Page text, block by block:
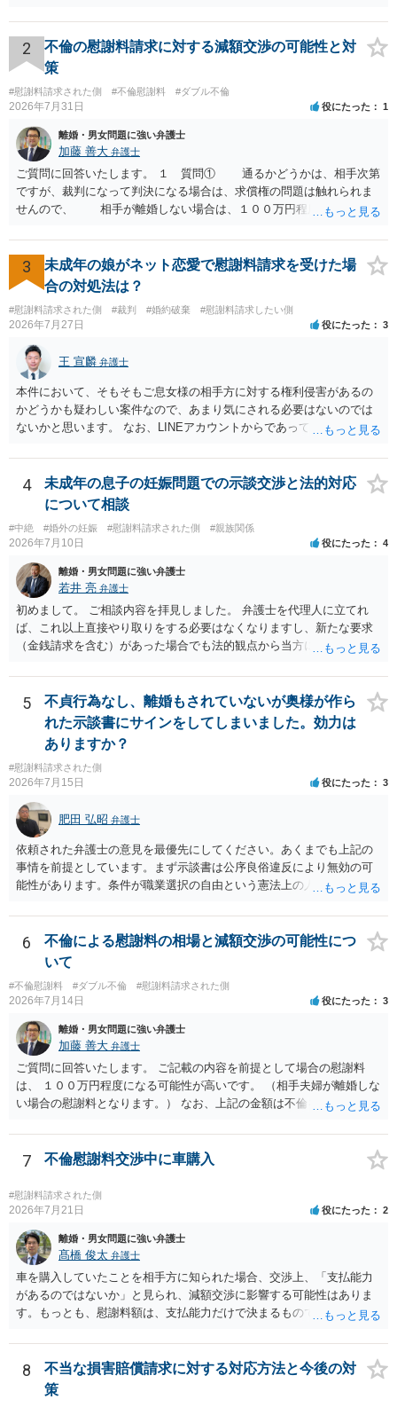
れたもので、こちらに落ち度はない」と考えるかもしれませんので、
淡々とやるしかないと思います。 一般的に、内容につき双方合意でき
れば、支払期日を明日にするか１週間後にするか程度で揉めることは
ないと思います。
される可能性はあるのか ⇒LINEを含む１００万円の貸付に至るまでの
やり取り等の経緯、誓約書の内容等を踏まえて、関係を清算するため
の 金銭であったと評価される可能性はあると考えます。 ② 「今後一
どの程度証拠価値があるのか ⇒前後のやり取りや誓約書の具体的内容
を見ない限り、具体的な判断はできませんが、一定の証拠価値はある
と考えます。 ③ 借用書があっても、後から100万円を貸付扱いに変更
することは認められるのか。 ⇒おそらく１００万円は不当利得（受け
取る正当な権利がないのに利益を取得した）として返還請求されてい
るものかと推察しますので、 貸金返還ではないかと存じます。 ④ 私
は現在、収入も不安定で貯金もなくリボ払い借金が既に約100万あり。
今年に再婚したが主人はお金に厳しい為、一括で220万円を支払う事は
困難 仮に裁判で敗訴した場合でも、分割払いになる可能性はあります
か。 ⇒判決となり敗訴してしまった場合は、強制執行により不動産等
の財産を差し押さえられ、そこから債権回収が図られることになりま
すが、 和解であれば柔軟な解決が可能ですので、その場合は分割払
いにより支払うことも十分可能です。 ⑤ このような事情であれば、私
は120万円のみ和解交渉を続けるべきでしょうか。 ⇒ご相談者様の認
識を前提にすれば、１００万円も含めて返済する必要はないと考えら
れるため、 120万円のみについて交渉を続けることがベターかと存じ
ます。
2
不倫の慰謝料請求に対する減額交渉の可能性と対
策
#慰謝料請求された側 #不倫慰謝料 #ダブル不倫
2026年7月31日 役にたった 1
離婚・男女問題に強い弁護士
加藤 善大 弁護士
ご質問に回答いたします。 １ 質問① 通るかどうかは、相手次第
ですが、裁判になって判決になる場合は、求償権の問題は触れられま
せんので、 相手が離婚しない場合は、１００万円程度となる可能
するデメリットはありますから（経済的、時間的、精神的負担等）、
反対にご自身が、裁判も辞さずという姿勢を示すことで、プラス
に働く可能性は有り得ます。 交渉で解決する多くの場合は、相手
が弁護士に依頼しているケースで、５０万円以下で合意できる場合は
稀であると思います。 通常は、６０万円から８０万円程度になる
ことが多いというのが私の印象です。 ２ 質問② ご記載の内容が
減額を進めるうえでの交渉材料かと思います。 なお、ご自身が離
婚しないことは、交渉材料にはならないかと思いますので、ご注意く
ださい。 また、相手夫婦の婚姻関係が既に破綻していたことや、
相手女性が結婚しているとは知らなかったと主張することもあります
が、 ケースバイケースですので、ご自身の場合にそれらの主張が
できるかはよくお考え下さい。 ３ 質問③ 違約金を５０万円とす
る旨の交渉をすることが妥当かどうかという基準はありません。
公序良俗に反するような金額では、その条項自体が無効になり得ます
が、 ２００万円でも、５０万円でも、公序良俗に反するほど高額
とはいえないと考えますので、 結局は、妥当かどうかというより
も、ご自身が納得できるかどうかという基準でお考えいただくといい
と思います。 そのうえで、合意できるかは、相手も納得できるか
否かにかかってはきますが。 ４ 質問④ ご記載の内容からは判断
できないのですが、 清算条項を記載しないで合意することはリス
クがありますので、むしろ、原則としては、清算条項を記載するべき
であるとお考えいただくといいです。 ご質問に対する回答は以上で
すが、可能であれば、ご依頼になるかは別として、お近くの弁護士に
直接相談されて、 今後の対応についてアドバイス等を求めることを
3
未成年の娘がネット恋愛で慰謝料請求を受けた場
合の対処法は？
#慰謝料請求された側 #裁判 #婚約破棄 #慰謝料請求したい側
2026年7月27日 役にたった 3
王 宣麟 弁護士
本件において、そもそもご息女様の相手方に対する権利侵害があるの
かどうかも疑わしい案件なので、あまり気にされる必要はないのでは
ないかと思います。 なお、LINEアカウントからであっても、そこに紐
るパターンはありえるものの、本件のような精神的損害が発生したと
明確にいえないような案件において開示がなされる可能性も低いので
はないかと推察します。
4
未成年の息子の妊娠問題での示談交渉と法的対応
について相談
#中絶 #婚外の妊娠 #慰謝料請求された側 #親族関係
2026年7月10日 役にたった 4
離婚・男女問題に強い弁護士
若井 亮 弁護士
初めまして。 ご相談内容を拝見しました。 弁護士を代理人に立てれ
ば、これ以上直接やり取りをする必要はなくなりますし、新たな要求
（金銭請求を含む）があった場合でも法的観点から当方に支払うべき
いのであれば、基本的にはご自身で対応していくことになります。 こ
れ以上の要求を回避するためには、合意内容を書面しておくことで
す。 特に重要な点としては、合意事項以外には貸し借りが無いことを
確認する条項（清算条項）をきちんと盛り込んでおくことです。 お金
を払うにしても、紛争が蒸し返されないよう、合意書を作成して取り
交わすようにしてください。
5
不貞行為なし、離婚もされていないが奥様が作ら
れた示談書にサインをしてしまいました。効力は
ありますか？
#慰謝料請求された側
2026年7月15日 役にたった 3
肥田 弘昭 弁護士
依頼された弁護士の意見を最優先にしてください。あくまでも上記の
事情を前提としています。まず示談書は公序良俗違反により無効の可
能性があります。条件が職業選択の自由という憲法上の人権を侵害し
可能性もあるかと思います。ご参考にしてください。
6
不倫による慰謝料の相場と減額交渉の可能性につ
いて
#不倫慰謝料 #ダブル不倫 #慰謝料請求された側
2026年7月14日 役にたった 3
離婚・男女問題に強い弁護士
加藤 善大 弁護士
ご質問に回答いたします。 ご記載の内容を前提として場合の慰謝料
は、 １００万円程度になる可能性が高いです。 （相手夫婦が離婚しな
い場合の慰謝料となります。） なお、上記の金額は不倫をした２名が
半額程度の支払を求める、 求償ができることになります。 その求償権
を放棄する場合の慰謝料相場は、６０万円から８０万円程度になるこ
を放棄してもらうメリットがあることになります。） ５年後に離婚す
る可能性について、慰謝料額に影響が出る可能性はないと考えます。
最後に、ご依頼になる場合の弁護士費用は、ご依頼になる弁護士によ
り異なりますので、直接ご確認いただくといいですよ。 ご質問に対す
る回答は以上ですが、可能であれば、ご依頼になるかは別にして、お
近くの弁護士に直接相談されて、今後の対応についてアドバイスを求
めることをおすすめいたします。 ご参考にしていただけますと幸いで
す。
7 不倫慰謝料交渉中に車購入
#慰謝料請求された側
2026年7月21日 役にたった 2
離婚・男女問題に強い弁護士
髙橋 俊太 弁護士
車を購入していたことを相手方に知られた場合、交渉上、「支払能力
があるのではないか」と見られ、減額交渉に影響する可能性はありま
す。もっとも、慰謝料額は、支払能力だけで決まるものではなく、不
響、離婚・別居の有無、証拠関係等によって判断されます。 ご記載の
ように、LINEのやり取りと数回の食事のみで性交渉がないのであれ
ば、原則として不貞慰謝料支払義務は否定されます。他方で、性交渉
8
不当な損害賠償請求に対する対応方法と今後の対
策